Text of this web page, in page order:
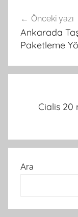
gezinmesi
Önceki yazı
Ankarada
Paketleme
Cialis 20
Ara